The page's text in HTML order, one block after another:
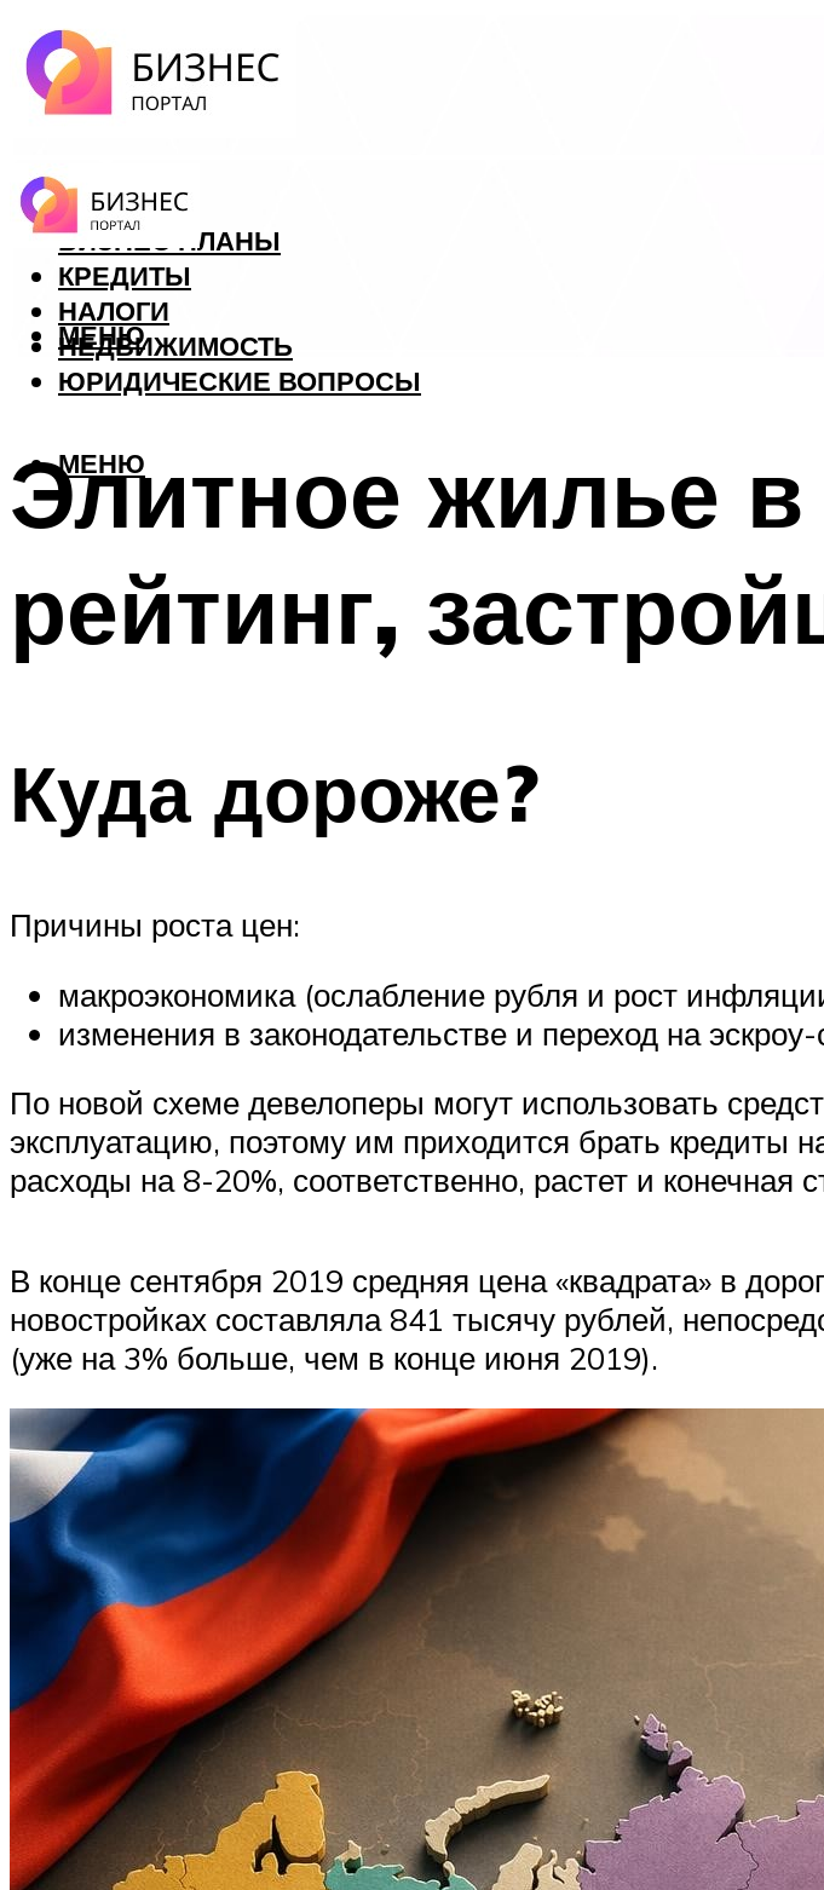
ФОРЕКС
БИЗНЕС ПЛАНЫ
КРЕДИТЫ
НАЛОГИ
НЕДВИЖИМОСТЬ
ЮРИДИЧЕСКИЕ ВОПРОСЫ
МЕНЮ
МЕНЮ
Элитное жилье
рейтинг,
Куда дороже?
Причины роста цен:
макроэкономика (ослабление рубля и рост
изменения в законодательстве и переход на эскроу-
По новой схеме девелоперы могут использовать
эксплуатацию, поэтому им приходится брать кредиты
расходы на 8-20%, соответственно, растет и конечная
В конце сентября 2019 средняя цена «квадрата» в
новостройках составляла 841 тысячу рублей,
(уже на 3% больше, чем в конце июня 2019).